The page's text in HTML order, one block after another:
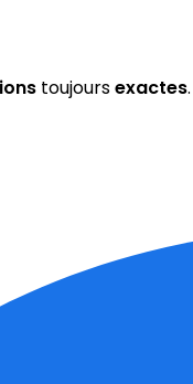
toujoursexactes.